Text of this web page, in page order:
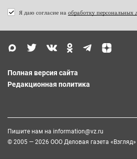
Я даю согласие на обработку персональных
Полная версия сайта
Редакционная политика
Пишите нам на information@vz.ru
© 2005 — 2026 ООО Деловая газета «Взгляд»